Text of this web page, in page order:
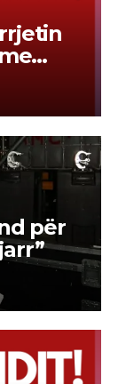
për